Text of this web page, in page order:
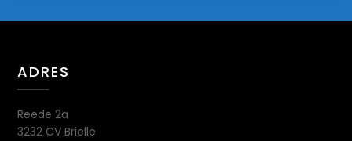
ADRES
Reede 2a
3232 CV Brielle